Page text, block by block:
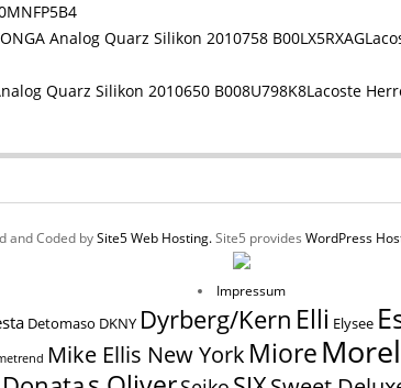
Lacoste
and Coded bySite5 Web Hosting.Site5 provides WordPress
Impressum
Detomaso DKNY Dyrberg/Kern Elli Elysee
Mike Ellis New York Miore